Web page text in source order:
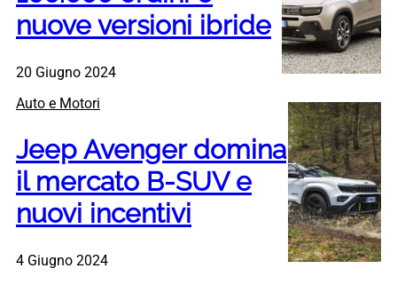
nuove versioni ibride
20 Giugno 2024
Auto e Motori
Jeep Avenger domina
il mercato B-SUV e
nuovi incentivi
4 Giugno 2024